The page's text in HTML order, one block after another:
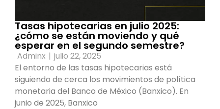
Tasas hipotecarias en julio 2025:
¿cómo se están moviendo y qué
esperar en el segundo semestre?
Adminx | julio 22, 2025
El entorno de las tasas hipotecarias está
siguiendo de cerca los movimientos de política
monetaria del Banco de México (Banxico). En
junio de 2025, Banxico